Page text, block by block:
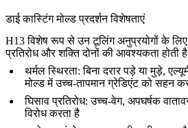
डाई कास्टिंग मोल्ड प्रदर्शन विशेषताएं
H13 विशेष रूप से उन टूलिंग अनुप्रयोगों के
प्रतिरोध और शक्ति दोनों की आवश्यकता होती
थर्मल स्थिरता: बिना दरार पड़े या मुड़े,
मोल्ड में उच्च-तापमान ग्रेडिएंट को सहन
घिसाव प्रतिरोध: उच्च-वेग, अपघर्षक
विरोध करता है